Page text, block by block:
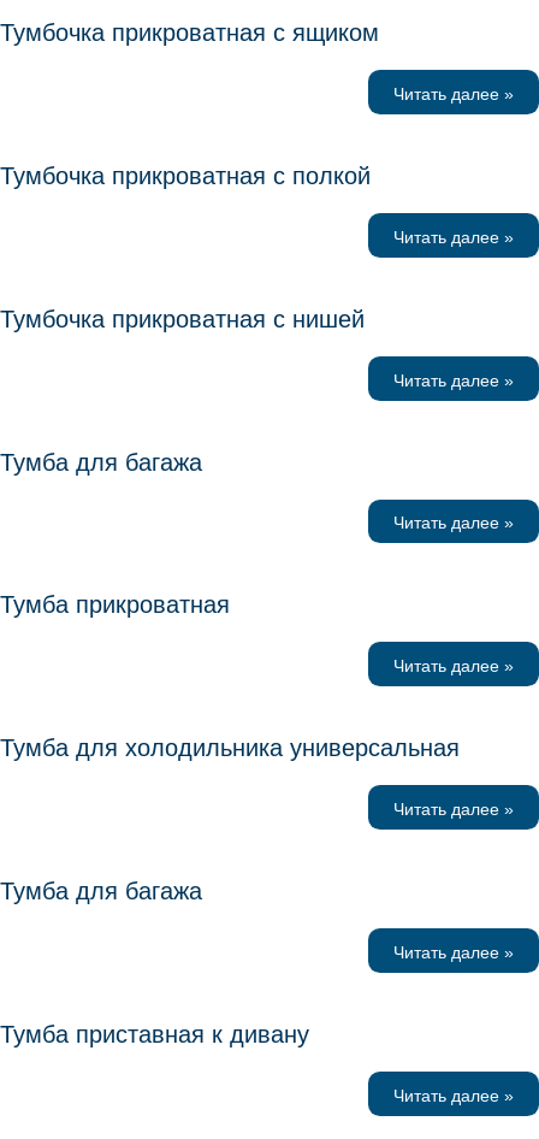
Тумбочка прикроватная с ящиком
Читать далее »
Тумбочка прикроватная с полкой
Читать далее »
Тумбочка прикроватная с нишей
Читать далее »
Тумба для багажа
Читать далее »
Тумба прикроватная
Читать далее »
Тумба для холодильника универсальная
Читать далее »
Тумба для багажа
Читать далее »
Тумба приставная к дивану
Читать далее »